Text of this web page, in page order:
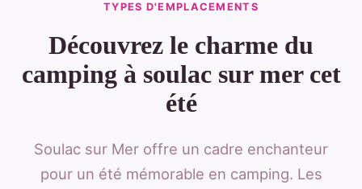
TYPES D'EMPLACEMENTS
Découvrez le charme du
camping à soulac sur mer cet
été
Soulac sur Mer offre un cadre enchanteur
pour un été mémorable en camping. Les